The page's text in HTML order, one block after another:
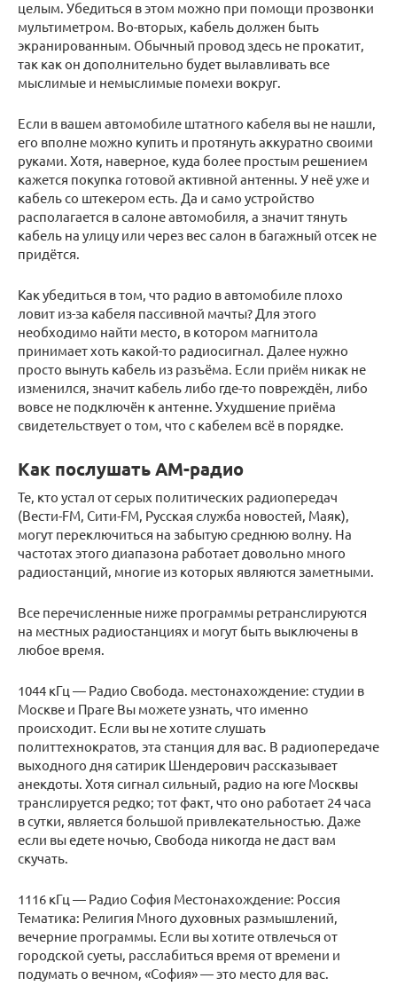
целым. Убедиться в этом можно при помощи прозвонки
мультиметром. Во-вторых, кабель должен быть
экранированным. Обычный провод здесь не прокатит,
так как он дополнительно будет вылавливать все
мыслимые и немыслимые помехи вокруг.
Если в вашем автомобиле штатного кабеля вы не нашли,
его вполне можно купить и протянуть аккуратно своими
руками. Хотя, наверное, куда более простым решением
кажется покупка готовой активной антенны. У неё уже и
кабель со штекером есть. Да и само устройство
располагается в салоне автомобиля, а значит тянуть
кабель на улицу или через вес салон в багажный отсек не
придётся.
Как убедиться в том, что радио в автомобиле плохо
ловит из-за кабеля пассивной мачты? Для этого
необходимо найти место, в котором магнитола
принимает хоть какой-то радиосигнал. Далее нужно
просто вынуть кабель из разъёма. Если приём никак не
изменился, значит кабель либо где-то повреждён, либо
вовсе не подключён к антенне. Ухудшение приёма
свидетельствует о том, что с кабелем всё в порядке.
Как послушать АМ-радио
Те, кто устал от серых политических радиопередач
(Вести-FM, Сити-FM, Русская служба новостей, Маяк),
могут переключиться на забытую среднюю волну. На
частотах этого диапазона работает довольно много
радиостанций, многие из которых являются заметными.
Все перечисленные ниже программы ретранслируются
на местных радиостанциях и могут быть выключены в
любое время.
1044 кГц — Радио Свобода. местонахождение: студии в
Москве и Праге Вы можете узнать, что именно
происходит. Если вы не хотите слушать
политтехнократов, эта станция для вас. В радиопередаче
выходного дня сатирик Шендерович рассказывает
анекдоты. Хотя сигнал сильный, радио на юге Москвы
транслируется редко; тот факт, что оно работает 24 часа
в сутки, является большой привлекательностью. Даже
если вы едете ночью, Свобода никогда не даст вам
скучать.
1116 кГц — Радио София Местонахождение: Россия
Тематика: Религия Много духовных размышлений,
вечерние программы. Если вы хотите отвлечься от
городской суеты, расслабиться время от времени и
подумать о вечном, «София» — это место для вас.